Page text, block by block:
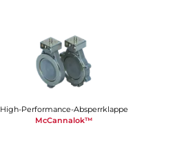
High-Performance-Absperrklappe
McCannalok™